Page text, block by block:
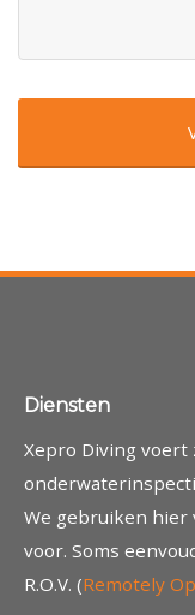
Diensten
Xepro Diving
We gebruiken
voor. Soms
R.O.V. (Remotely